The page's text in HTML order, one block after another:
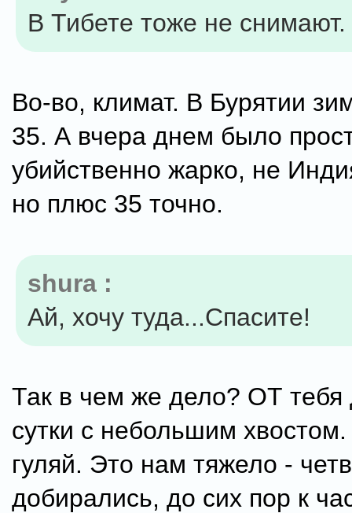
В Тибете тоже не
Во-во, климат. В Бурятии
35. А вчера днем было
убийственно жарко, не
но плюс 35 точно.
shura :
Ай, хочу туда...Спасите!
Так в чем же дело? ОТ тебя
сутки с небольшим
гуляй. Это нам тяжело -
добирались, до сих пор к